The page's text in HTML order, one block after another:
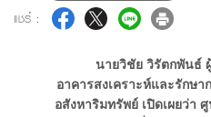
แชร์ :
นายวิชัย วิรัตกพันธ์
อาคารสงเคราะห์และรักษ
อสังหาริมทรัพย์ เปิดเผยว่า